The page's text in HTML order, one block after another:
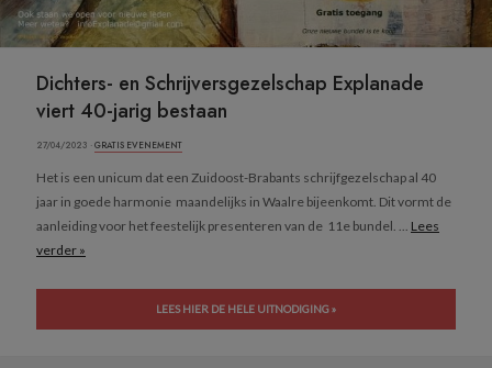
Dichters- en Schrijversgezelschap Explanade
viert 40-jarig bestaan
27/04/2023 ·GRATIS EVENEMENT
Het is een unicum dat een Zuidoost-Brabants schrijfgezelschap al 40
jaar in goede harmonie maandelijks in Waalre bijeenkomt. Dit vormt de
aanleiding voor het feestelijk presenteren van de 11e bundel. ... Lees
verder »
LEES HIER DE HELE UITNODIGING »